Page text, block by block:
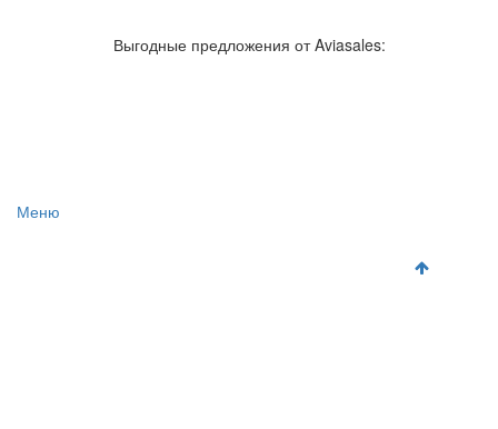
Отзывы об аэропортах
Отслеживание самолетов онлайн
Поиск авиакасс
Выгодные предложения от Aviasales:
Меню